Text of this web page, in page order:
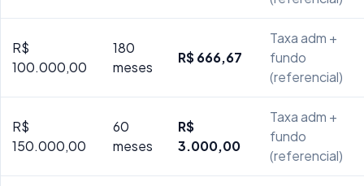
R$
100.000,00
180
meses
R$ 666,67
Taxa adm +
fundo
(referencial)
R$
150.000,00
60
meses
R$
3.000,00
Taxa adm +
fundo
(referencial)